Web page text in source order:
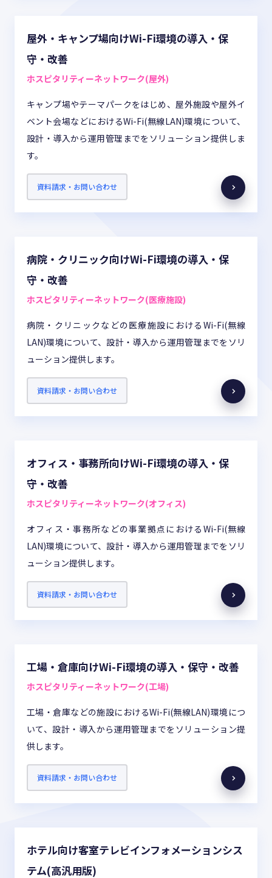
屋外・キャンプ場向けWi-Fi環境の導入・保
守・改善
ホスピタリティーネットワーク(屋外)
キャンプ場やテーマパークをはじめ、屋外施設や屋外イ
ベント会場などにおけるWi-Fi(無線LAN)環境について、
設計・導入から運用管理までをソリューション提供しま
す。
資料請求・お問い合わせ
病院・クリニック向けWi-Fi環境の導入・保
守・改善
ホスピタリティーネットワーク(医療施設)
病院・クリニックなどの医療施設におけるWi-Fi(無線
LAN)環境について、設計・導入から運用管理までをソリ
ューション提供します。
資料請求・お問い合わせ
オフィス・事務所向けWi-Fi環境の導入・保
守・改善
ホスピタリティーネットワーク(オフィス)
オフィス・事務所などの事業拠点におけるWi-Fi(無線
LAN)環境について、設計・導入から運用管理までをソリ
ューション提供します。
資料請求・お問い合わせ
工場・倉庫向けWi-Fi環境の導入・保守・改善
ホスピタリティーネットワーク(工場)
工場・倉庫などの施設におけるWi-Fi(無線LAN)環境につ
いて、設計・導入から運用管理までをソリューション提
供します。
資料請求・お問い合わせ
ホテル向け客室テレビインフォメーションシス
テム(高汎用版)